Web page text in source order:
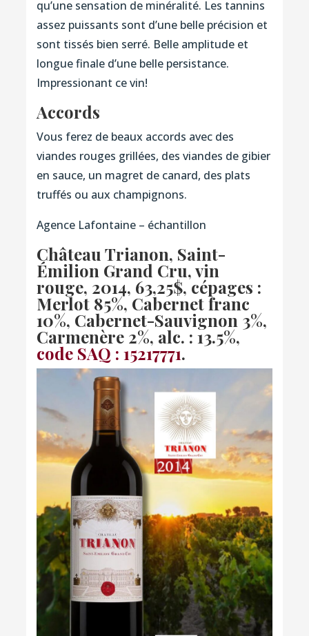
qu’une sensation de minéralité. Les tannins
assez puissants sont d’une belle précision et
sont tissés bien serré. Belle amplitude et
longue finale d’une belle persistance.
Impressionant ce vin!
Accords
Vous ferez de beaux accords avec des
viandes rouges grillées, des viandes de gibier
en sauce, un magret de canard, des plats
truffés ou aux champignons.
Agence Lafontaine – échantillon
Château Trianon, Saint-
Émilion Grand Cru, vin
rouge, 2014, 63,25$, cépages :
Merlot 85%, Cabernet franc
10%, Cabernet-Sauvignon 3%,
Carmenère 2%, alc. : 13.5%,
code SAQ : 15217771.